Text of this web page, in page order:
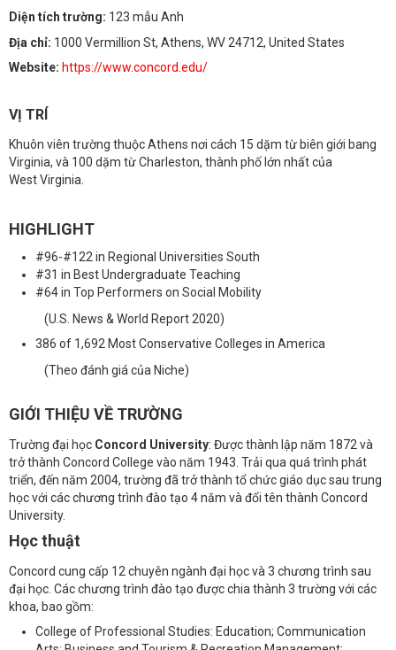
Diện tích trường: 123 mẫu Anh
Địa chỉ: 1000 Vermillion St, Athens, WV 24712, United States
Website: https://www.concord.edu/
VỊ TRÍ
Khuôn viên trường thuộc Athens nơi cách 15 dặm từ biên giới bang
Virginia, và 100 dặm từ Charleston, thành phố lớn nhất của
West Virginia.
HIGHLIGHT
#96-#122 in Regional Universities South
#31 in Best Undergraduate Teaching
#64 in Top Performers on Social Mobility
(U.S. News & World Report 2020)
386 of 1,692 Most Conservative Colleges in America
(Theo đánh giá của Niche)
GIỚI THIỆU VỀ TRƯỜNG
Trường đại học Concord University: Được thành lập năm 1872 và
trở thành Concord College vào năm 1943. Trải qua quá trình phát
triển, đến năm 2004, trường đã trở thành tổ chức giáo dục sau trung
học với các chương trình đào tạo 4 năm và đổi tên thành Concord
University.
Học thuật
Concord cung cấp 12 chuyên ngành đại học và 3 chương trình sau
đại học. Các chương trình đào tạo được chia thành 3 trường với các
khoa, bao gồm:
College of Professional Studies: Education; Communication